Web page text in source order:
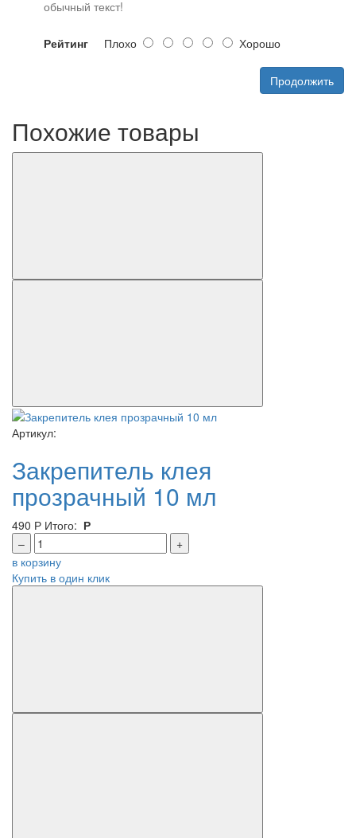
обычный текст!
Рейтинг Плохо Хорошо
Продолжить
Похожие товары
Артикул:
Закрепитель клея
прозрачный 10 мл
490 Р Итого: Р
–
+
в корзину
Купить в один клик